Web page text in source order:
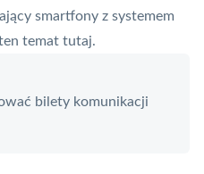
smartfony z systemem
temat tutaj.
bilety komunikacji